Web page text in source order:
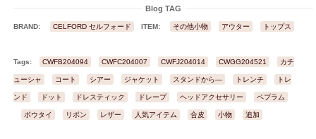
Blog TAG
BRAND: CELFORD セルフォード ITEM: その他小物 アウター トップス
Tags: CWFB204094 CWFC204007 CWFJ204014 CWGG204521 カチ
ューシャ コート シアー ジャケット スタンドから― トレンチ トレ
ンド ドット ドレスティック ドレープ ヘッドアクセサリー ペプラム
ボウタイ リボン レザー 人気アイテム 合皮 小物 追加